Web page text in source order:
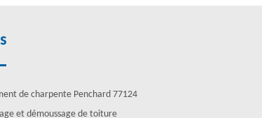
de charpente Penchard 77124
et démoussage de toiture